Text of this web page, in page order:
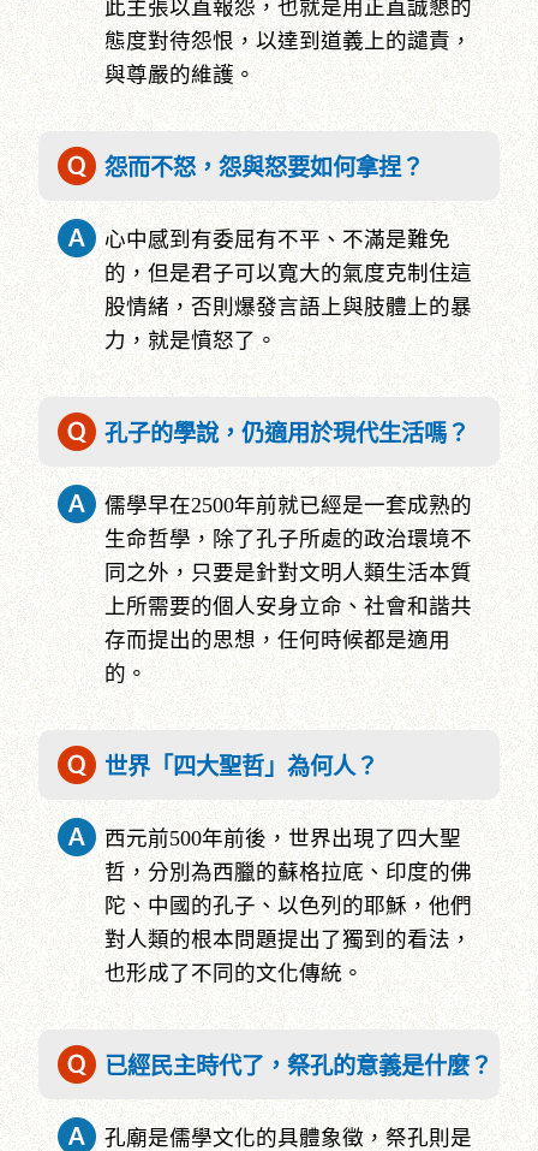
此主張以直報怨，也就是用正直誠懇的
態度對待怨恨，以達到道義上的譴責，
與尊嚴的維護。
怨而不怒，怨與怒要如何拿捏？
心中感到有委屈有不平、不滿是難免
的，但是君子可以寬大的氣度克制住這
股情緒，否則爆發言語上與肢體上的暴
力，就是憤怒了。
孔子的學說，仍適用於現代生活嗎？
儒學早在2500年前就已經是一套成熟的
生命哲學，除了孔子所處的政治環境不
同之外，只要是針對文明人類生活本質
上所需要的個人安身立命、社會和諧共
存而提出的思想，任何時候都是適用
的。
世界「四大聖哲」為何人？
西元前500年前後，世界出現了四大聖
哲，分別為西臘的蘇格拉底、印度的佛
陀、中國的孔子、以色列的耶穌，他們
對人類的根本問題提出了獨到的看法，
也形成了不同的文化傳統。
已經民主時代了，祭孔的意義是什麼？
孔廟是儒學文化的具體象徵，祭孔則是